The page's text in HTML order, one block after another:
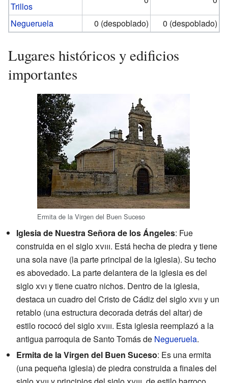
Trillos
Negueruela
0 (despoblado) 0 (despoblado)
Lugares históricos y edificios
importantes
Ermita de la Virgen del Buen Suceso
Iglesia de Nuestra Señora de los Ángeles: Fue
construida en el sigloxviii. Está hecha de piedra y tiene
una sola nave (la parte principal de la iglesia). Su techo
es abovedado. La parte delantera de la iglesia es del
sigloxvi y tiene cuatro nichos. Dentro de la iglesia,
destaca un cuadro del Cristo de Cádiz del sigloxvii y un
retablo (una estructura decorada detrás del altar) de
estilo rococó del sigloxviii. Esta iglesia reemplazó a la
antigua parroquia de Santo Tomás de Negueruela.
Ermita de la Virgen del Buen Suceso: Es una ermita
(una pequeña iglesia) de piedra construida a finales del